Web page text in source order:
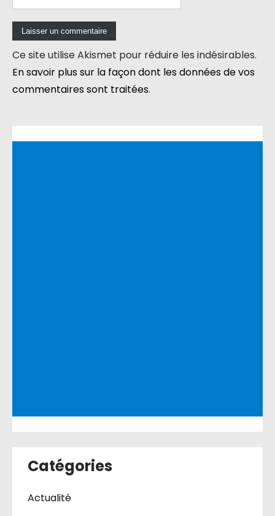
Ce site utilise Akismet pour réduire les indésirables.
En savoir plus sur la façon dont les données de vos
commentaires sont traitées.
Catégories
Actualité